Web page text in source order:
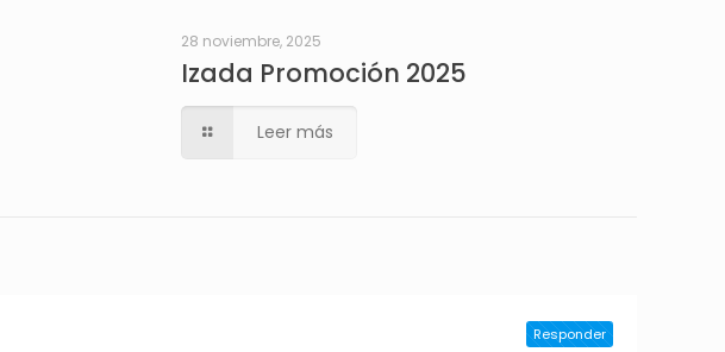
28 noviembre, 2025
Izada Promoción 2025
Leer más
Responder